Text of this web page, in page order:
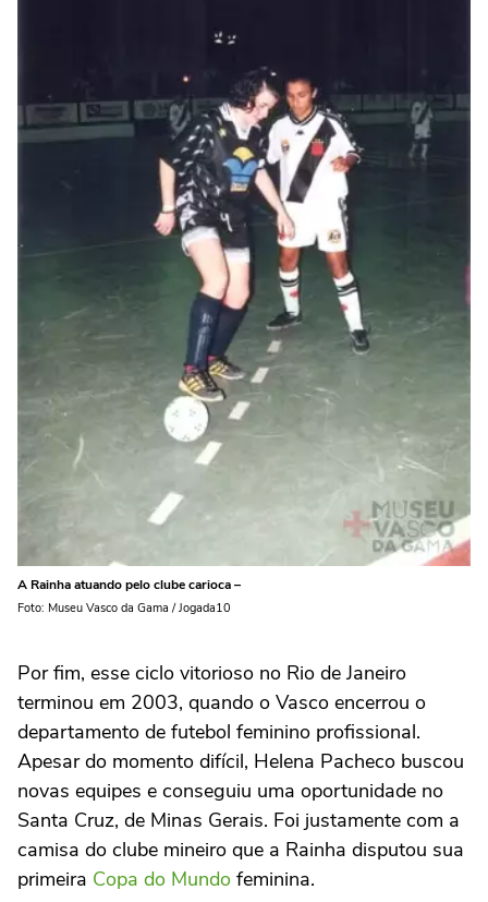
A Rainha atuando pelo clube carioca –
Foto: Museu Vasco da Gama / Jogada10
Por fim, esse ciclo vitorioso no Rio de Janeiro
terminou em 2003, quando o Vasco encerrou o
departamento de futebol feminino profissional.
Apesar do momento difícil, Helena Pacheco buscou
novas equipes e conseguiu uma oportunidade no
Santa Cruz, de Minas Gerais. Foi justamente com a
camisa do clube mineiro que a Rainha disputou sua
primeira Copa do Mundo feminina.